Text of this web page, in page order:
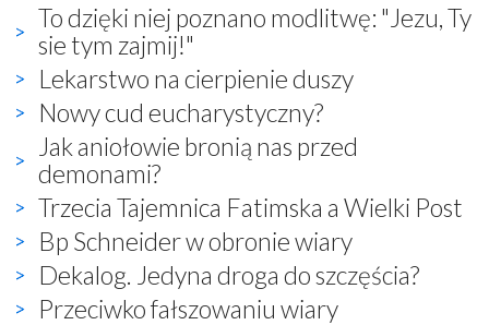
To dzięki niej poznano modlitwę: "Jezu, Ty
sie tym zajmij!"
Lekarstwo na cierpienie duszy
Nowy cud eucharystyczny?
Jak aniołowie bronią nas przed
demonami?
Trzecia Tajemnica Fatimska a Wielki Post
Bp Schneider w obronie wiary
Dekalog. Jedyna droga do szczęścia?
Przeciwko fałszowaniu wiary